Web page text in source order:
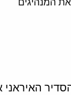
המנהיגים